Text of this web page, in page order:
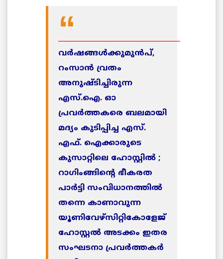
വര്‍ഷങ്ങള്‍ക്കുമുന്‍പ്,
റംസാന്‍ വ്രതം
അനുഷ്ടിച്ചിരുന്ന
എസ്.ഐ. ഓ
പ്രവര്‍ത്തകരെ ബലമായി
മദ്യം കുടിപ്പിച്ച എസ്.
എഫ്. ഐക്കാരുടെ
കുസാറ്റിലെ ഹോസ്റ്റില്‍ ;
റാഗിംങ്ങിന്റെ ഭീകരത
പാര്‍ട്ടി സംവിധാനത്തില്‍
തന്നെ കാണാവുന്ന
യൂണിവേഴ്‌സിറ്റികോളേജ്
ഹോസ്റ്റല്‍ അടക്കം ഇതര
സംഘടനാ പ്രവര്‍ത്തകര്‍